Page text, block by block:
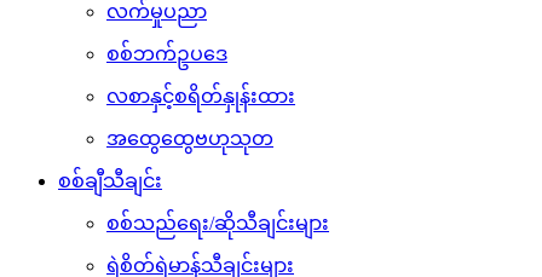
လက်မှုပညာ
စစ်ဘက်ဥပဒေ
လစာနှင့်စရိတ်နှုန်းထား
အထွေထွေဗဟုသုတ
စစ်ချီသီချင်း
စစ်သည်ရေး/ဆိုသီချင်းများ
ရဲစိတ်ရဲမာန်သီချင်းများ